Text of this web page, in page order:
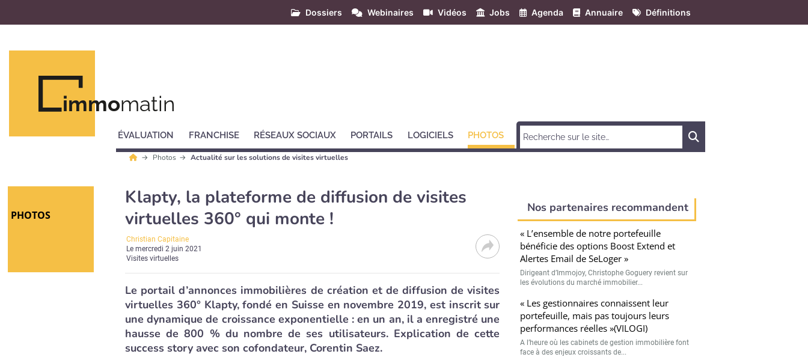
Dossiers Webinaires Vidéos Jobs Agenda Annuaire Définitions
immomatin
ÉVALUATION FRANCHISE RÉSEAUX SOCIAUX PORTAILS LOGICIELS PHOTOS
Photos Actualité sur les solutions de visites virtuelles
PHOTOS
Klapty, la plateforme de diffusion de visites
virtuelles 360° qui monte !
Christian Capitaine
Lemercredi 2 juin 2021
Visites virtuelles
Le portail d’annonces immobilières de création et de diffusion de visites
virtuelles 360° Klapty, fondé en Suisse en novembre 2019, est inscrit sur
une dynamique de croissance exponentielle : en un an, il a enregistré une
hausse de 800 % du nombre de ses utilisateurs. Explication de cette
success story avec son cofondateur, Corentin Saez.
Nos partenaires recommandent
« L’ensemble de notre portefeuille
bénéficie des options Boost Extend et
Alertes Email de SeLoger »
Dirigeant d’Immojoy, Christophe Goguery revient sur
les évolutions du marché immobilier...
« Les gestionnaires connaissent leur
portefeuille, mais pas toujours leurs
performances réelles »(VILOGI)
A l’heure où les cabinets de gestion immobilière font
face à des enjeux croissants de...